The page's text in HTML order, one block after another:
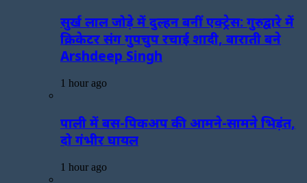
सुर्ख लाल जोड़े में दुल्हन बनीं एक्ट्रेस: गुरुद्वारे में
क्रिकेटर संग गुपचुप रचाई शादी, बाराती बने
Arshdeep Singh
1 hour ago
पाली में बस-पिकअप की आमने-सामने भिड़ंत,
दो गंभीर घायल
1 hour ago